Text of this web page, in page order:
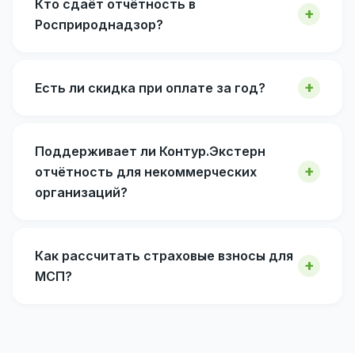
Кто сдаёт отчётность в
Росприроднадзор?
Есть ли скидка при оплате за год?
Поддерживает ли Контур.Экстерн
отчётность для некоммерческих
организаций?
Как рассчитать страховые взносы для
МСП?